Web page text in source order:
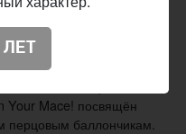
пивоварня Dogfish
очередное
Your Mace! посвящён
перцовым баллончикам.
ЛЕТ